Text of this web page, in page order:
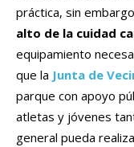
práctica, sin
alto de la cuidad
equipamiento
que la Junta de
parque con apoyo
atletas y jóvenes
general pueda